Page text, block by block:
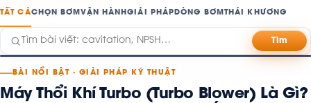
TẤT CẢCHỌN BƠMVẬN HÀNHGIẢI PHÁP DÒNG BƠM THÁI KHƯƠNG
Tìm
BÀI NỔI BẬT · GIẢI PHÁP KỸ THUẬT
Máy Thổi Khí Turbo (Turbo Blower) Là Gì?